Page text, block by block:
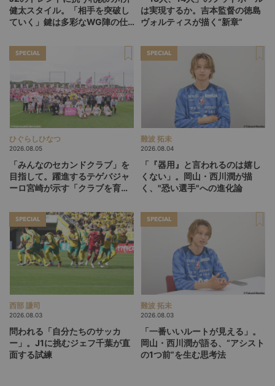
健太スタイル。「相手を突破し
ていく」鍵は多彩なWG陣の仕
は実現するか。吉本監督の徳島
ヴォルティスが描く“新章”
SPECIAL
ひぐらしひなつ
2026.08.05
「みんなのセカンドクラブ」を
目指して。躍進するテゲバジャ
ーロ宮崎が示す「クラブを育て
SPECIAL
難波 拓未
2026.08.04
「『器用』と言われるのは嬉し
くない」。岡山・西川潤が描
く、"恐い選手"への進化論
SPECIAL
西部 謙司
2026.08.03
問われる「自分たちのサッカ
ー」。J1に挑むジェフ千葉が直
面する試練
SPECIAL
難波 拓未
2026.08.03
「一番いいルートが見える」。
岡山・西川潤が語る、“アシスト
の1つ前”を生む思考法